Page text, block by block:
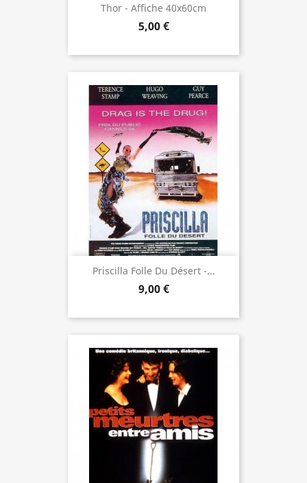
Thor - Affiche 40x60cm
5,00 €
Priscilla Folle Du Désert -...
9,00 €